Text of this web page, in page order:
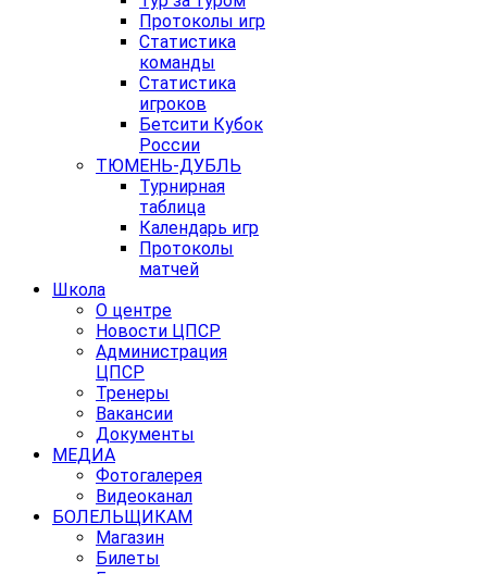
Протоколы игр
Статистика
команды
Статистика
игроков
Бетсити Кубок
России
ТЮМЕНЬ-ДУБЛЬ
Турнирная
таблица
Календарь игр
Протоколы
матчей
Школа
О центре
Новости ЦПСР
Администрация
ЦПСР
Тренеры
Вакансии
Документы
МЕДИА
Фотогалерея
Видеоканал
БОЛЕЛЬЩИКАМ
Магазин
Билеты